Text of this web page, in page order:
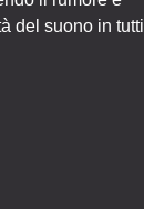
del suono in tutti